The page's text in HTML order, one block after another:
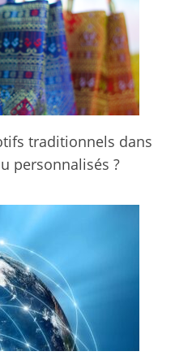
traditionnels dans
personnalisés ?